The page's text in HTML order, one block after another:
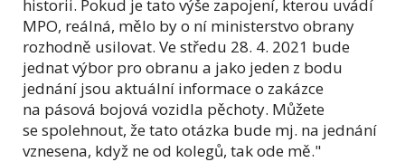
historii. Pokud je tato výše zapojení, kterou uvádí
MPO, reálná, mělo by o ní ministerstvo obrany
rozhodně usilovat. Ve středu 28. 4. 2021 bude
jednat výbor pro obranu a jako jeden z bodu
jednání jsou aktuální informace o zakázce
na pásová bojová vozidla pěchoty. Můžete
se spolehnout, že tato otázka bude mj. na jednání
vznesena, když ne od kolegů, tak ode mě."